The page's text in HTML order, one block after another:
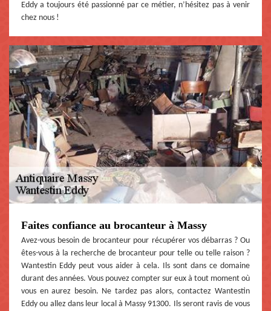
Eddy a toujours été passionné par ce métier, n’hésitez pas à venir
chez nous !
Faites confiance au brocanteur à Massy
Avez-vous besoin de brocanteur pour récupérer vos débarras ? Ou
êtes-vous à la recherche de brocanteur pour telle ou telle raison ?
Wantestin Eddy peut vous aider à cela. Ils sont dans ce domaine
durant des années. Vous pouvez compter sur eux à tout moment où
vous en aurez besoin. Ne tardez pas alors, contactez Wantestin
Eddy ou allez dans leur local à Massy 91300. Ils seront ravis de vous